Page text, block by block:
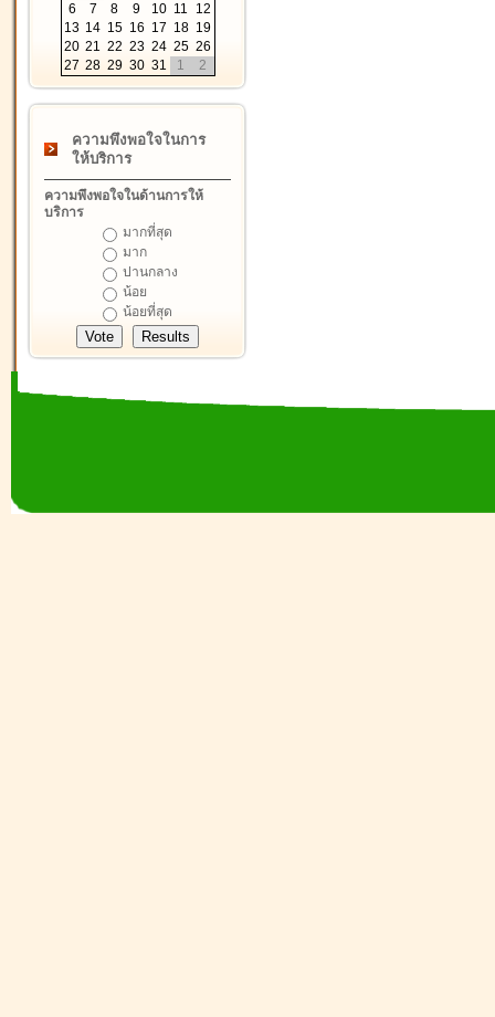
6
7 8 9 10 11
12
13 14 15 16 17 18 19
20 21 22 23 24 25 26
27 28 29 30 31 1 2
ความพึงพอใจในการ
ให้บริการ
ความพึงพอใจในด้านการให้
บริการ
มากที่สุด
มาก
ปานกลาง
น้อย
น้อยที่สุด